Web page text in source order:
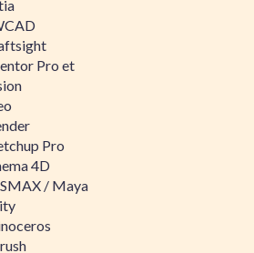
Pro et
Pro
4D
/ Maya